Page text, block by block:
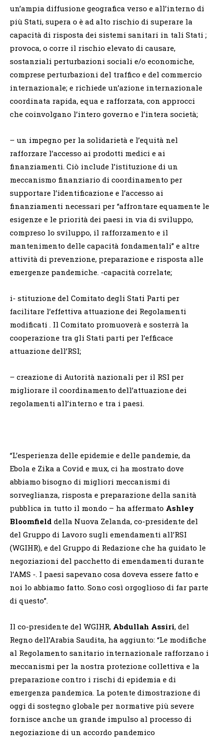
un’ampia diffusione geografica verso e all’interno di
più Stati, supera o è ad alto rischio di superare la
capacità di risposta dei sistemi sanitari in tali Stati ;
provoca, o corre il rischio elevato di causare,
sostanziali perturbazioni sociali e/o economiche,
comprese perturbazioni del traffico e del commercio
internazionale; e richiede un’azione internazionale
coordinata rapida, equa e rafforzata, con approcci
che coinvolgano l’intero governo e l’intera società;
– un impegno per la solidarietà e l’equità nel
rafforzare l’accesso ai prodotti medici e ai
finanziamenti. Ciò include l’istituzione di un
meccanismo finanziario di coordinamento per
supportare l’identificazione e l’accesso ai
finanziamenti necessari per “affrontare equamente le
esigenze e le priorità dei paesi in via di sviluppo,
compreso lo sviluppo, il rafforzamento e il
mantenimento delle capacità fondamentali” e altre
attività di prevenzione, preparazione e risposta alle
emergenze pandemiche. -capacità correlate;
i- stituzione del Comitato degli Stati Parti per
facilitare l’effettiva attuazione dei Regolamenti
modificati . Il Comitato promuoverà e sosterrà la
cooperazione tra gli Stati parti per l’efficace
attuazione dell’RSI;
– creazione di Autorità nazionali per il RSI per
migliorare il coordinamento dell’attuazione dei
regolamenti all’interno e tra i paesi.
“L’esperienza delle epidemie e delle pandemie, da
Ebola e Zika a Covid e mux, ci ha mostrato dove
abbiamo bisogno di migliori meccanismi di
sorveglianza, risposta e preparazione della sanità
pubblica in tutto il mondo – ha affermato Ashley
Bloomfield della Nuova Zelanda, co-presidente del
del Gruppo di Lavoro sugli emendamenti all’RSI
(WGIHR), e del Gruppo di Redazione che ha guidato le
negoziazioni del pacchetto di emendamenti durante
l’AMS -. I paesi sapevano cosa doveva essere fatto e
noi lo abbiamo fatto. Sono così orgoglioso di far parte
di questo”.
Il co-presidente del WGIHR, Abdullah Assiri, del
Regno dell’Arabia Saudita, ha aggiunto: “Le modifiche
al Regolamento sanitario internazionale rafforzano i
meccanismi per la nostra protezione collettiva e la
preparazione contro i rischi di epidemia e di
emergenza pandemica. La potente dimostrazione di
oggi di sostegno globale per normative più severe
fornisce anche un grande impulso al processo di
negoziazione di un accordo pandemico